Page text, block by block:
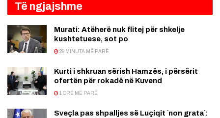
Të ngjajshme
Murati: Atëherë nuk flitej për shkelje
kushtetuese, sot po
29 MINUTA MË PARË
Kurti i shkruan sërish Hamzës, i përsërit
ofertën për rokadë në Kuvend
1 ORË MË PARË
Sveçla pas shpalljes së Luçiqit `non grata`: